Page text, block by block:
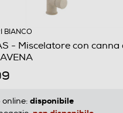
BIANCO
- Miscelatore con canna
disponibile